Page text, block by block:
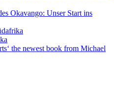
Okavango: Unser Start ins
the newest book from Michael